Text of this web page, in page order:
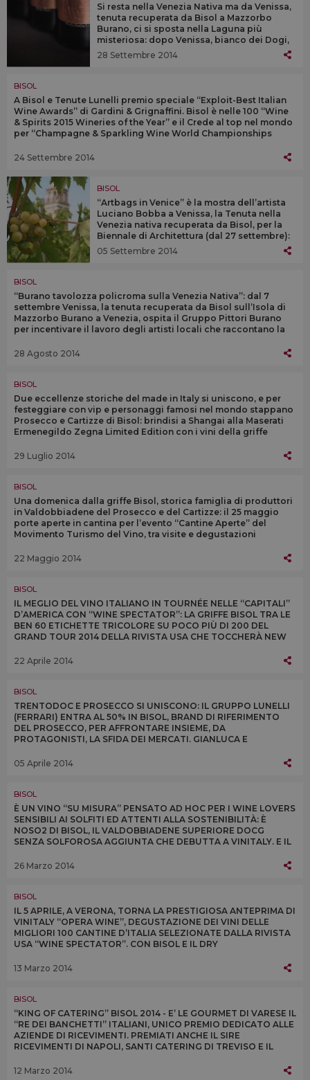
Si resta nella Venezia Nativa ma da Venissa,
tenuta recuperata da Bisol a Mazzorbo
Burano, ci si sposta nella Laguna più
misteriosa: dopo Venissa, bianco dei Dogi,
da un vigneto piantato dagli Armeni nelle
isole Costanziaca e Ammiana rinasce un
28 Settembre 2014
BISOL
A Bisol e Tenute Lunelli premio speciale “Exploit-Best Italian
Wine Awards” di Gardini & Grignaffini. Bisol è nelle 100 “Wine
& Spirits 2015 Wineries of the Year” e il Crede al top nel mondo
per “Champagne & Sparkling Wine World Championships
24 Settembre 2014
BISOL
“Artbags in Venice” è la mostra dell’artista
Luciano Bobba a Venissa, la Tenuta nella
Venezia nativa recuperata da Bisol, per la
Biennale di Architettura (dal 27 settembre):
una carrellata della folla di spettatori
dell’Esposizione d’arte di Venezia
05 Settembre 2014
BISOL
“Burano tavolozza policroma sulla Venezia Nativa”: dal 7
settembre Venissa, la tenuta recuperata da Bisol sull’Isola di
Mazzorbo Burano a Venezia, ospita il Gruppo Pittori Burano
per incentivare il lavoro degli artisti locali che raccontano la
28 Agosto 2014
BISOL
Due eccellenze storiche del made in Italy si uniscono, e per
festeggiare con vip e personaggi famosi nel mondo stappano
Prosecco e Cartizze di Bisol: brindisi a Shangai alla Maserati
Ermenegildo Zegna Limited Edition con i vini della griffe
29 Luglio 2014
BISOL
Una domenica dalla griffe Bisol, storica famiglia di produttori
in Valdobbiadene del Prosecco e del Cartizze: il 25 maggio
porte aperte in cantina per l’evento “Cantine Aperte” del
Movimento Turismo del Vino, tra visite e degustazioni
22 Maggio 2014
BISOL
IL MEGLIO DEL VINO ITALIANO IN TOURNÉE NELLE “CAPITALI”
D’AMERICA CON “WINE SPECTATOR”: LA GRIFFE BISOL TRA LE
BEN 60 ETICHETTE TRICOLORE SU POCO PIÙ DI 200 DEL
GRAND TOUR 2014 DELLA RIVISTA USA CHE TOCCHERÀ NEW
22 Aprile 2014
BISOL
TRENTODOC E PROSECCO SI UNISCONO: IL GRUPPO LUNELLI
(FERRARI) ENTRA AL 50% IN BISOL, BRAND DI RIFERIMENTO
DEL PROSECCO, PER AFFRONTARE INSIEME, DA
PROTAGONISTI, LA SFIDA DEI MERCATI. GIANLUCA E
AZIENDA
05 Aprile 2014
BISOL
È UN VINO “SU MISURA” PENSATO AD HOC PER I WINE LOVERS
SENSIBILI AI SOLFITI ED ATTENTI ALLA SOSTENIBILITÀ: È
NOSO2 DI BISOL, IL VALDOBBIADENE SUPERIORE DOCG
SENZA SOLFOROSA AGGIUNTA CHE DEBUTTA A VINITALY. E IL
26 Marzo 2014
BISOL
IL 5 APRILE, A VERONA, TORNA LA PRESTIGIOSA ANTEPRIMA DI
VINITALY “OPERA WINE”, DEGUSTAZIONE DEI VINI DELLE
MIGLIORI 100 CANTINE D’ITALIA SELEZIONATE DALLA RIVISTA
USA “WINE SPECTATOR”. CON BISOL E IL DRY
13 Marzo 2014
BISOL
“KING OF CATERING” BISOL 2014 - E’ LE GOURMET DI VARESE IL
“RE DEI BANCHETTI” ITALIANI, UNICO PREMIO DEDICATO ALLE
AZIENDE DI RICEVIMENTI. PREMIATI ANCHE IL SIRE
RICEVIMENTI DI NAPOLI, SANTI CATERING DI TREVISO E IL
12 Marzo 2014